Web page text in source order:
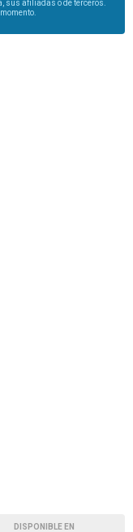
sus afiliadas o de terceros.
DISPONIBLE EN